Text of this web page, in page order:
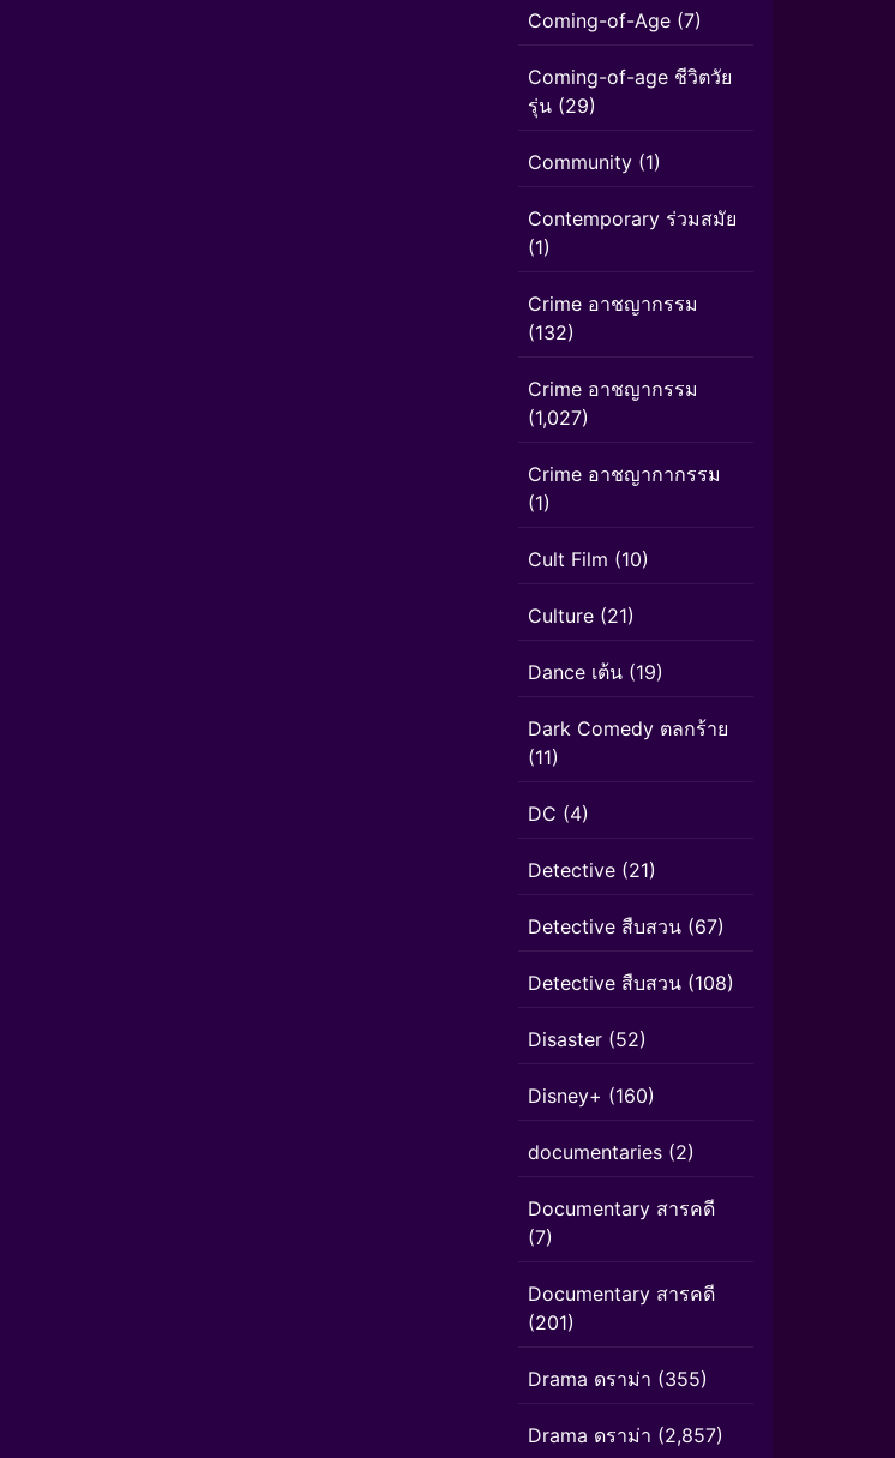
Coming-of-Age (7)
Coming-of-age ชีวิตวัย
รุ่น (29)
Community (1)
Contemporary ร่วมสมัย
(1)
Crime อาชญากรรม
(132)
Crime อาชญากรรม
(1,027)
Crime อาชญากากรรม
(1)
Cult Film (10)
Culture (21)
Dance เต้น (19)
Dark Comedy ตลกร้าย
(11)
DC (4)
Detective (21)
Detective สืบสวน (67)
Detective สืบสวน (108)
Disaster (52)
Disney+ (160)
documentaries (2)
Documentary สารคดี
(7)
Documentary สารคดี
(201)
Drama ดราม่า (355)
Drama ดราม่า (2,857)